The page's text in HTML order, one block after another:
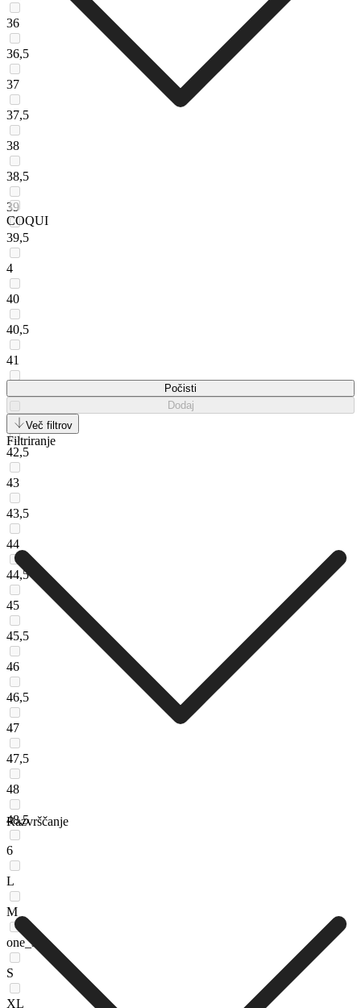
36
36,5
37
37,5
38
38,5
39
39,5
4
40
40,5
41
42
42,5
43
43,5
44
44,5
45
45,5
46
46,5
47
47,5
48
48,5
6
L
M
one_size
S
XL
COQUI
Počisti
Dodaj
Več filtrov
Filtriranje
Razvrščanje